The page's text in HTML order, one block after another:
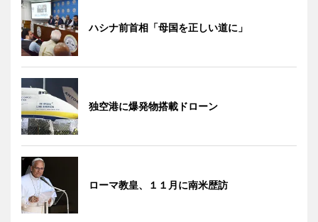
ハシナ前首相「母国を正しい道に」
独空港に爆発物搭載ドローン
ローマ教皇、１１月に南米歴訪